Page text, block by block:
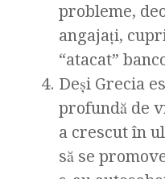
probleme,
angajaţi,
“atacat”
Deşi Grecia
profundă de
a crescut în
să se